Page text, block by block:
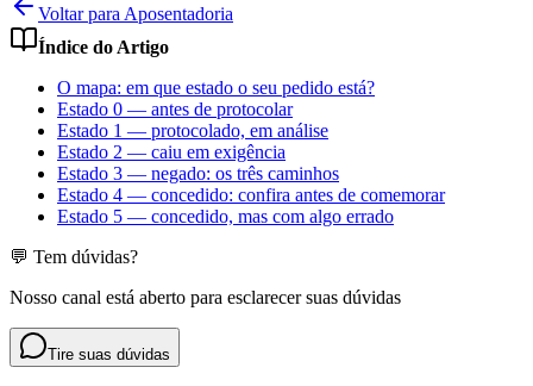
Voltar para Aposentadoria
Índice do Artigo
O mapa: em que estado o seu pedido está?
Estado 0 — antes de protocolar
Estado 1 — protocolado, em análise
Estado 2 — caiu em exigência
Estado 3 — negado: os três caminhos
Estado 4 — concedido: confira antes de comemorar
Estado 5 — concedido, mas com algo errado
💬 Tem dúvidas?
Nosso canal está aberto para esclarecer suas dúvidas
Tire suas dúvidas